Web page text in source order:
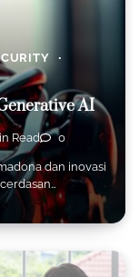
AI
Read 0
dan inovasi